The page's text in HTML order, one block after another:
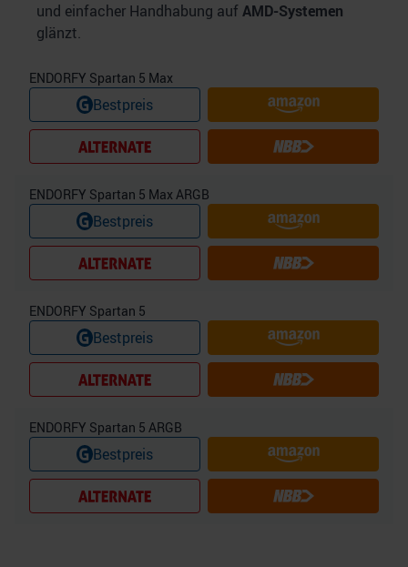
und einfacher Handhabung auf AMD-Systemen
glänzt.
ENDORFY Spartan 5 Max
Bestpreis
ENDORFY Spartan 5 Max ARGB
Bestpreis
ENDORFY Spartan 5
Bestpreis
ENDORFY Spartan 5 ARGB
Bestpreis